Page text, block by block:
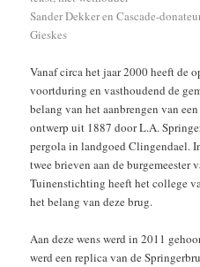
Sander Dekker en Cascade-
Gieskes
Vanaf circa het jaar 2000 heeft de
voortduring en vasthoudend de
belang van het aanbrengen van
ontwerp uit 1887 door L.A.
pergola in landgoed Clingendael.
twee brieven aan de burgemeester
Tuinenstichting heeft het college
het belang van deze brug.
Aan deze wens werd in 2011
werd een replica van de